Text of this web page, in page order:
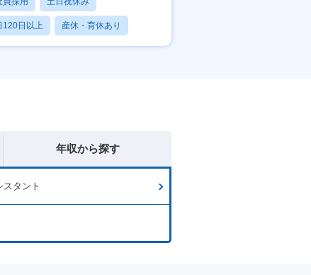
120日以上 産休・育休あり
業20時間以内
年収から探す
スタント